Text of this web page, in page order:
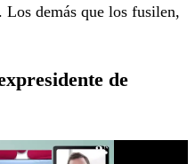
Los demás que los fusilen,
de